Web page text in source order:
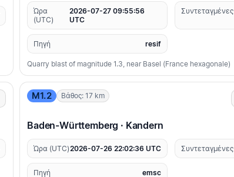
Ώρα
(UTC)
2026-07-27 09:55:56
UTC
Συντεταγμένες
Πηγή resif
Quarry blast of magnitude 1.3, near Basel (France hexagonale)
M1.2 Βάθος: 17 km
Baden-Württemberg · Kandern
Ώρα (UTC)2026-07-26 22:02:36 UTC Συντεταγμένες
Πηγή emsc